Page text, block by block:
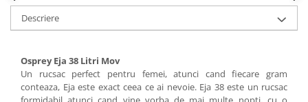
Produse de Intretinere
Barbati
Caciuli
Jachete
Descriere
Osprey Eja 38 Litri Mov
Un rucsac perfect pentru femei, atunci cand fiecare gram
conteaza, Eja este exact ceea ce ai nevoie. Eja 38 este un rucsac